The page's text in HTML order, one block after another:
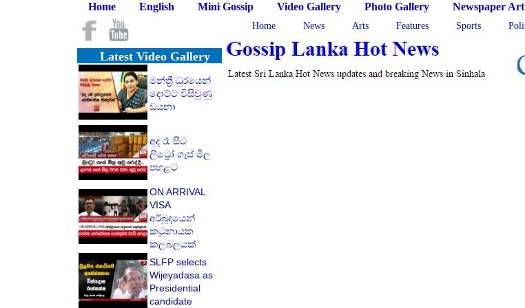
Home English Mini Gossip Video Gallery Photo Gallery Newspaper
Home News Arts Features Sports
Latest Video Gallery
මන්ත්‍රී ධුරයෙන්
දොට්ට විසිවුණු
ඩයනා
අද රෑ සිට
ලිට්‍රෝ ගෑස් මිල
පහළට
ON ARRIVAL
VISA
අර්බුදයෙන්
කටුනායක
කලබලයක්
SLFP selects
Wijeyadasa as
Presidential
candidate